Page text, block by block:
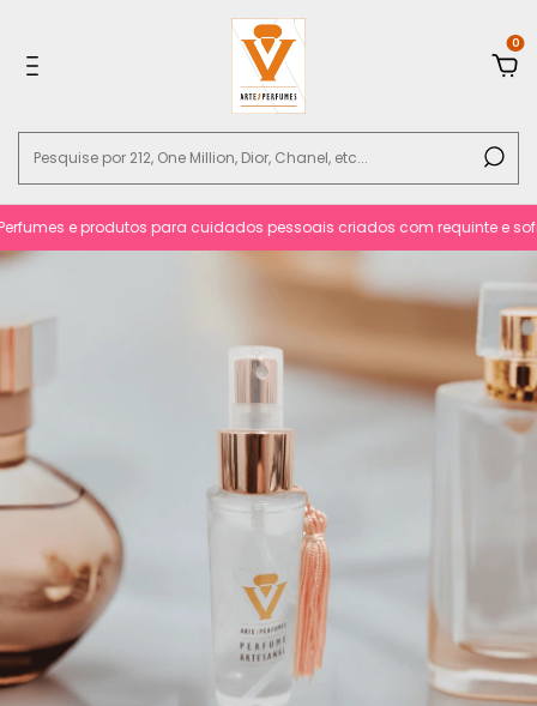
0
e produtos para cuidados pessoais criados com requinte e